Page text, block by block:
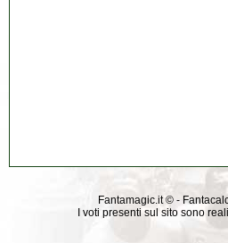
Fantamagic.it © -
I voti presenti sul sito sono